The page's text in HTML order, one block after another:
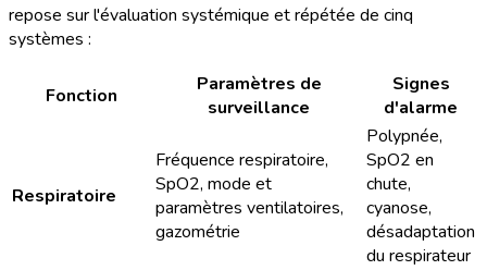
repose sur l'évaluation systémique et répétée de cinq
systèmes :
Fonction
Paramètres de
surveillance
Signes
d'alarme
Respiratoire
Fréquence respiratoire,
SpO2, mode et
paramètres ventilatoires,
gazométrie
Polypnée,
SpO2 en
chute,
cyanose,
désadaptation
du respirateur